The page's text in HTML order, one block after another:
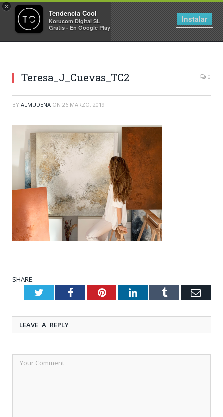
×
Tendencia Cool
Korucom Digital SL
Gratis - En Google Play
Instalar
Teresa_J_Cuevas_TC2 0
BY ALMUDENA ON 26 MARZO, 2019
SHARE.
TwitterFacebookPinterestLinkedInTumblr
LEAVE A REPLY